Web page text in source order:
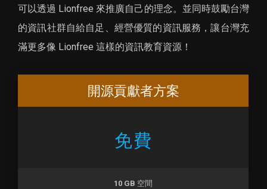
可以透過 Lionfree 來推廣自己的理念。並同時鼓勵台灣
的資訊社群自給自足、經營優質的資訊服務，讓台灣充
滿更多像 Lionfree 這樣的資訊教育資源！
開源貢獻者方案
免費
10 GB 空間